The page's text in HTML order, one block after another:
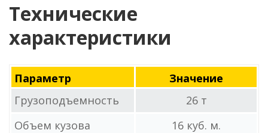
Технические
характеристики
Параметр
Значение
Грузоподъемность
26 т
Объем кузова
16 куб. м.